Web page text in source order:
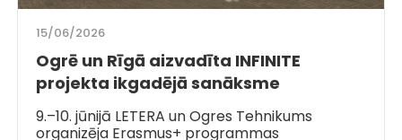
15/06/2026
Ogrē un Rīgā aizvadīta INFINITE
projekta ikgadējā sanāksme
9.–10. jūnijā LETERA un Ogres Tehnikums
organizēja Erasmus+ programmas